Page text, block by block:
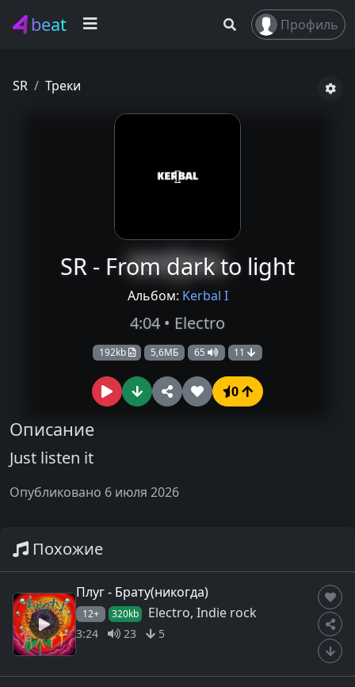
beat Профиль
SR Треки
SR - From dark to light
Альбом: Kerbal I
4:04 • Electro
192kb 5,6МБ 65 11
0
Описание
Just listen it
Опубликовано 6 июля 2026
Похожие
Плуг - Брату(никогда)
12+ 320kb Electro, Indie rock
3:24 23 5